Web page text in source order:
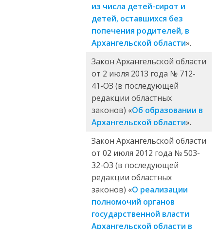
из числа детей-сирот и
детей, оставшихся без
попечения родителей, в
Архангельской области».
Закон Архангельской области
от 2 июля 2013 года № 712-
41-ОЗ (в последующей
редакции областных
законов) «Об образовании в
Архангельской области».
Закон Архангельской области
от 02 июля 2012 года № 503-
32-ОЗ (в последующей
редакции областных
законов) «О реализации
полномочий органов
государственной власти
Архангельской области в